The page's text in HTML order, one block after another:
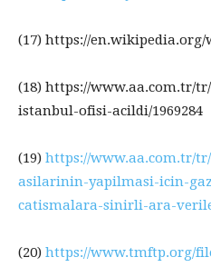
(17) https://
(18) https://www.aa.com.tr/
istanbul-ofisi-acildi/1969284
(19) https://www.aa.com.tr/
asilarinin-yapilmasi-icin-
catismalara-sinirli-ara-
(20) https://www.tmftp.org/